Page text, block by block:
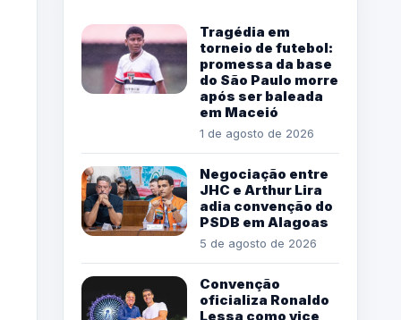
Tragédia em
torneio de futebol:
promessa da base
do São Paulo morre
após ser baleada
em Maceió
1 de agosto de 2026
Negociação entre
JHC e Arthur Lira
adia convenção do
PSDB em Alagoas
5 de agosto de 2026
Convenção
oficializa Ronaldo
Lessa como vice